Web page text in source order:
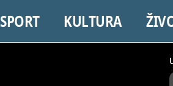
SPORT KULTURA